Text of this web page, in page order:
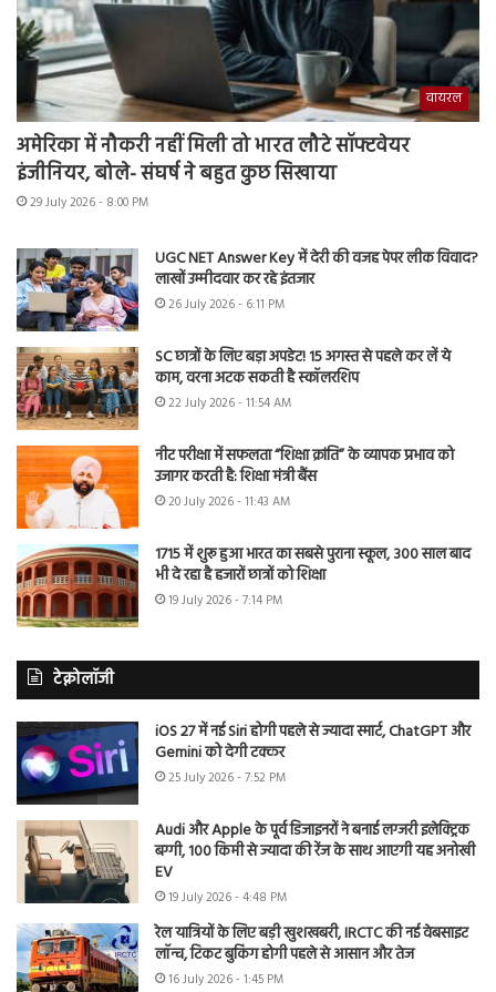
वायरल
अमेरिका में नौकरी नहीं मिली तो भारत लौटे सॉफ्टवेयर
इंजीनियर, बोले- संघर्ष ने बहुत कुछ सिखाया
29 July 2026 - 8:00 PM
UGC NET Answer Key में देरी की वजह पेपर लीक विवाद?
लाखों उम्मीदवार कर रहे इंतजार
26 July 2026 - 6:11 PM
SC छात्रों के लिए बड़ा अपडेट! 15 अगस्त से पहले कर लें ये
काम, वरना अटक सकती है स्कॉलरशिप
22 July 2026 - 11:54 AM
नीट परीक्षा में सफलता “शिक्षा क्रांति” के व्यापक प्रभाव को
उजागर करती है: शिक्षा मंत्री बैंस
20 July 2026 - 11:43 AM
1715 में शुरू हुआ भारत का सबसे पुराना स्कूल, 300 साल बाद
भी दे रहा है हजारों छात्रों को शिक्षा
19 July 2026 - 7:14 PM
टेक्नोलॉजी
iOS 27 में नई Siri होगी पहले से ज्यादा स्मार्ट, ChatGPT और
Gemini को देगी टक्कर
25 July 2026 - 7:52 PM
Audi और Apple के पूर्व डिजाइनरों ने बनाई लग्जरी इलेक्ट्रिक
बग्गी, 100 किमी से ज्यादा की रेंज के साथ आएगी यह अनोखी
EV
19 July 2026 - 4:48 PM
रेल यात्रियों के लिए बड़ी खुशखबरी, IRCTC की नई वेबसाइट
लॉन्च, टिकट बुकिंग होगी पहले से आसान और तेज
16 July 2026 - 1:45 PM